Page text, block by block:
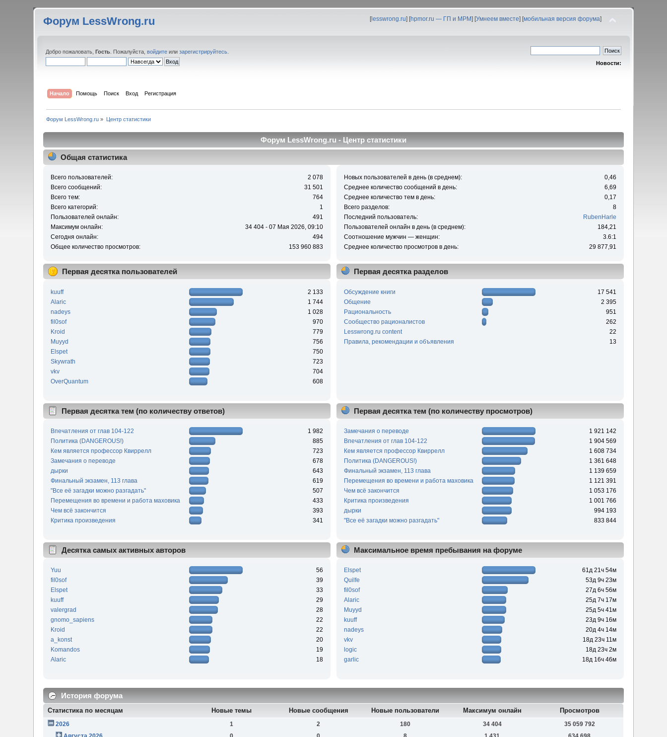
Форум LessWrong.ru [lesswrong.ru] [hpmor.ru — ГП и МРМ] [Умнеем вместе] [мобильная версия форума]
Добро пожаловать,Гость . Пожалуйста,войдите илизарегистрируйтесь
Новости:
Начало Помощь Поиск Вход Регистрация
Форум LessWrong.ru » Центр статистики
Форум LessWrong.ru - Центр статистики
Общая статистика
Всего пользователей:
2 078
Всего сообщений:
31 501
Всего тем:
764
Всего категорий:
1
Пользователей онлайн:
491
Максимум онлайн:
34 404 - 07 Мая 2026, 09:10
Сегодня онлайн:
494
Общее количество просмотров:
153 960 883
Новых пользователей в день (в среднем):
0,46
Среднее количество сообщений в день:
6,69
Среднее количество тем в день:
0,17
Всего разделов:
8
Последний пользователь:
RubenHarle
Пользователей онлайн в день (в среднем):
184,21
Соотношение мужчин — женщин:
3.6:1
Среднее количество просмотров в день:
29 877,91
Первая десятка пользователей
kuuff
2 133
Alaric
1 744
nadeys
1 028
fil0sof
970
Kroid
779
Muyyd
756
Elspet
750
Skywrath
723
vkv
704
OverQuantum
608
Первая десятка разделов
Обсуждение книги
17 541
Общение
2 395
Рациональность
951
Сообщество рационалистов
262
Lesswrong.ru content
22
Правила, рекомендации и объявления
13
Первая десятка тем (по количеству ответов)
Впечатления от глав 104-122
1 982
Политика (DANGEROUS!)
885
Кем является профессор Квиррелл
723
Замечания о переводе
678
дырки
643
Финальный экзамен, 113 глава
619
"Все её загадки можно разгадать"
507
Перемещения во времени и работа маховика
433
Чем всё закончится
393
Критика произведения
341
Первая десятка тем (по количеству просмотров)
Замечания о переводе
1 921 142
Впечатления от глав 104-122
1 904 569
Кем является профессор Квиррелл
1 608 734
Политика (DANGEROUS!)
1 361 648
Финальный экзамен, 113 глава
1 139 659
Перемещения во времени и работа маховика
1 121 391
Чем всё закончится
1 053 176
Критика произведения
1 001 766
дырки
994 193
"Все её загадки можно разгадать"
833 844
Десятка самых активных авторов
Yuu
56
fil0sof
39
Elspet
33
kuuff
29
valergrad
28
gnomo_sapiens
22
Kroid
22
a_konst
20
Komandos
19
Alaric
18
Максимальное время пребывания на форуме
Elspet
61д 21ч 54м
Quilfe
53д 9ч 23м
fil0sof
27д 6ч 56м
Alaric
25д 7ч 17м
Muyyd
25д 5ч 41м
kuuff
23д 9ч 16м
nadeys
20д 4ч 14м
vkv
18д 23ч 11м
logic
18д 23ч 2м
garlic
18д 16ч 46м
История форума
Статистика по месяцам Новые темы Новые сообщения Новые пользователи Максимум онлайн Просмотров
2026 1 2 180 34 404
35 059 792